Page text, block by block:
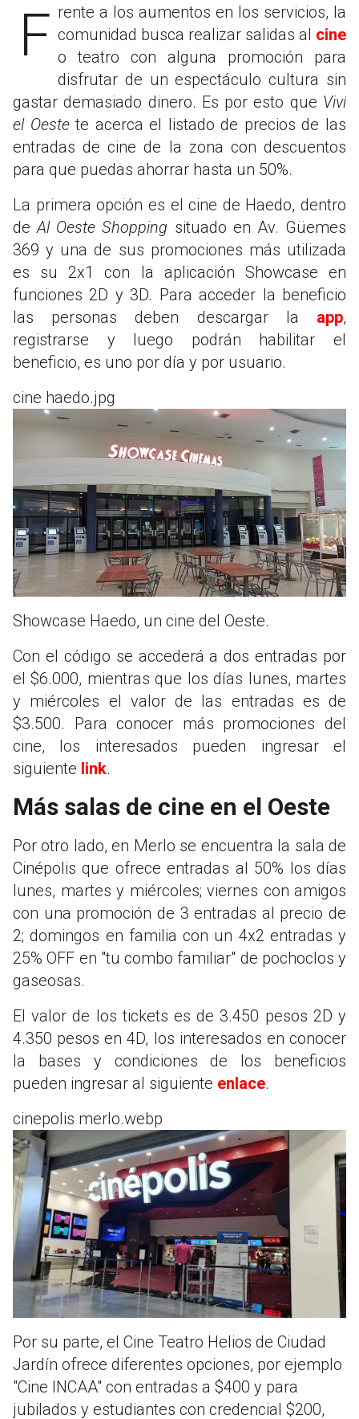
Frente a los aumentos en los servicios, la comunidad busca realizar salidas al cine
o teatro con alguna promoción para
disfrutar de un espectáculo cultura sin
gastar demasiado dinero. Es por esto que Viví
el Oestete acerca el listado de precios de las
entradas de cine de la zona con descuentos
para que puedas ahorrar hasta un 50%.
La primera opción es el cine de Haedo, dentro
deAl Oeste Shopping situado en Av. Güemes
369 y una de sus promociones más utilizada
es su 2x1 con la aplicación Showcase en
funciones 2D y 3D. Para acceder la beneficio
las personas deben descargar la app,
registrarse y luego podrán habilitar el
beneficio, es uno por día y por usuario.
cine haedo.jpg
Showcase Haedo, un cine del Oeste.
Con el código se accederá a dos entradas por
el $6.000, mientras que los días lunes, martes
y miércoles el valor de las entradas es de
$3.500. Para conocer más promociones del
cine, los interesados pueden ingresar el
siguiente link.
Más salas de cine en el Oeste
Por otro lado, en Merlo se encuentra la sala de
Cinépolis que ofrece entradas al 50% los días
lunes, martes y miércoles; viernes con amigos
con una promoción de 3 entradas al precio de
2; domingos en familia con un 4x2 entradas y
25% OFF en "tu combo familiar" de pochoclos y
gaseosas.
El valor de los tickets es de 3.450 pesos 2D y
4.350 pesos en 4D, los interesados en conocer
la bases y condiciones de los beneficios
pueden ingresar al siguiente enlace.
cinepolis merlo.webp
Por su parte, el Cine Teatro Helios de Ciudad
Jardín ofrece diferentes opciones, por ejemplo
"Cine INCAA" con entradas a $400 y para
jubilados y estudiantes con credencial $200,